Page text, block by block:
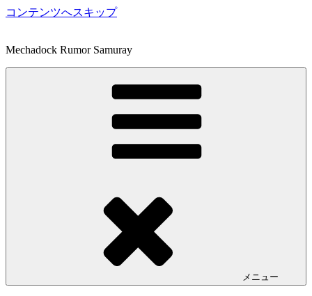
コンテンツへスキップ
Mechadock Rumor Samuray
メニュー